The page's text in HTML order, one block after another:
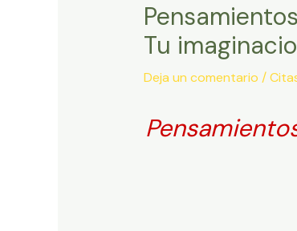
Tu
Deja un comentario /